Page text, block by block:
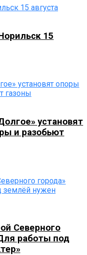
15
установят
и разобьют
Северного
работы под